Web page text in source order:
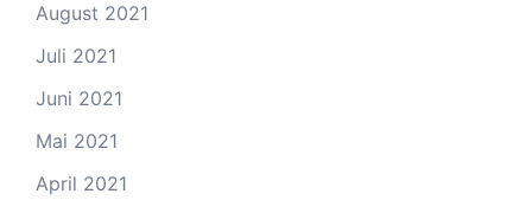
August 2021
Juli 2021
Juni 2021
Mai 2021
April 2021